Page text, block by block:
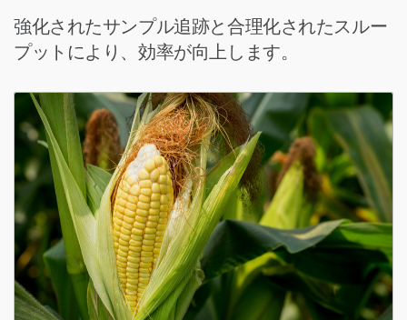
強化されたサンプル追跡と合理化されたスルー
プットにより、効率が向上します。